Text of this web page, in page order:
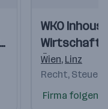
Videos
Einblicke
WKO
Österreichs
Wien, Linz
Recht,
Firma folgen